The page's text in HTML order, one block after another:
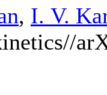
, I. V.